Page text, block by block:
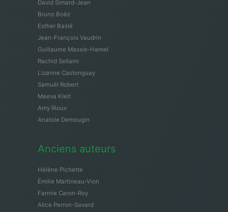
David Simard-Jean
Bruno Boëz
Esther Baslé
Jean-François Vaudrin
Guillaume Massie-Hamel
Rachid Sellami
Lizanne Castonguay
Samuël Robert
Maeva Kleit
Amy Rioux
Anatole Demougin
Anciens auteurs
Hélène Pichette
Émilie Martineau-Vion
Fannie Caron-Roy
Alice Perron-Savard